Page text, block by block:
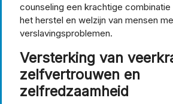
counseling een krachtige combinatie
het herstel en welzijn van mensen
verslavingsproblemen.
Versterking van
zelfvertrouwen en
zelfredzaamheid